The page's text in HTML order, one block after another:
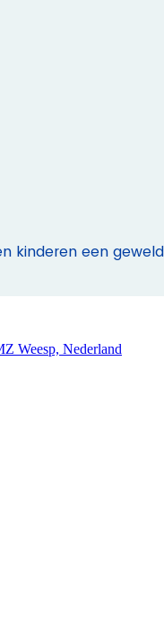
kinderen een
Weesp, Nederland